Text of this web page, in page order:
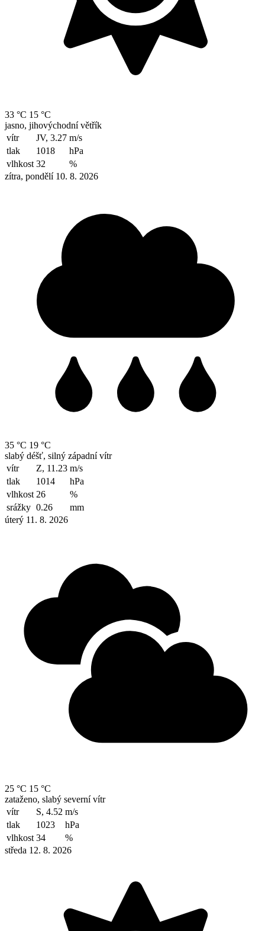
33 °C 15 °C
jasno, jihovýchodní větřík
vítr
JV, 3.27 m/s
tlak
1018
hPa
vlhkost 32
%
zítra, pondělí 10. 8. 2026
35 °C 19 °C
slabý déšť, silný západní vítr
vítr
Z, 11.23 m/s
tlak
1014
hPa
vlhkost 26
%
srážky 0.26
mm
úterý 11. 8. 2026
25 °C 15 °C
zataženo, slabý severní vítr
vítr
S, 4.52 m/s
tlak
1023
hPa
vlhkost 34
%
středa 12. 8. 2026